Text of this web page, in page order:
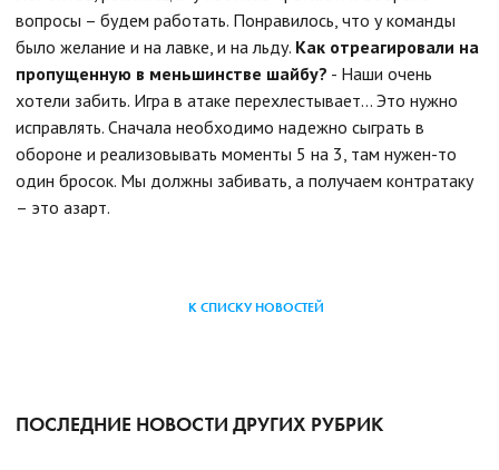
вопросы – будем работать. Понравилось, что у команды
было желание и на лавке, и на льду. Как отреагировали на
пропущенную в меньшинстве шайбу? - Наши очень
хотели забить. Игра в атаке перехлестывает… Это нужно
исправлять. Сначала необходимо надежно сыграть в
обороне и реализовывать моменты 5 на 3, там нужен-то
один бросок. Мы должны забивать, а получаем контратаку
– это азарт.
К СПИСКУ НОВОСТЕЙ
ПОСЛЕДНИЕ НОВОСТИ ДРУГИХ РУБРИК